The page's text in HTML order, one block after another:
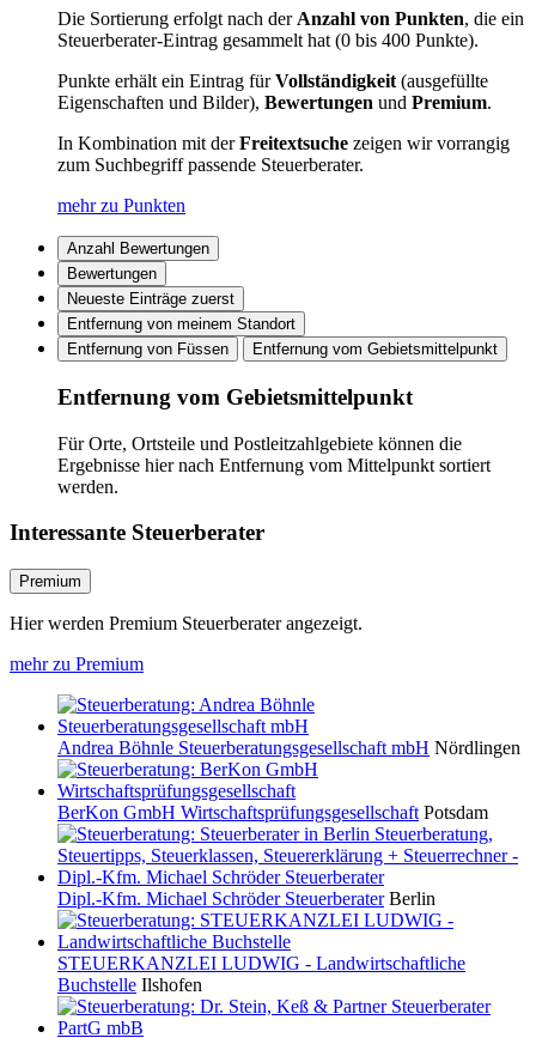
Die Sortierung erfolgt nach der Anzahl von Punkten, die ein
Steuerberater-Eintrag gesammelt hat (0 bis 400 Punkte).
Punkte erhält ein Eintrag fürVollständigkeit (ausgefüllte
Eigenschaften und Bilder), Bewertungen und Premium.
In Kombination mit derFreitextsuche zeigen wir vorrangig
zum Suchbegriff passende Steuerberater.
mehr zu Punkten
Anzahl Bewertungen
Bewertungen
Neueste Einträge zuerst
Entfernung von meinem Standort
Entfernung von Füssen
Entfernung vom Gebietsmittelpunkt
Entfernung vom Gebietsmittelpunkt
Für Orte, Ortsteile und Postleitzahlgebiete können die
Ergebnisse hier nach Entfernung vom Mittelpunkt sortiert
werden.
Interessante Steuerberater
Premium
Hier werden Premium Steuerberater angezeigt.
mehr zu Premium
Andrea Böhnle Steuerberatungsgesellschaft mbH Nördlingen
BerKon GmbH Wirtschaftsprüfungsgesellschaft Potsdam
Dipl.-Kfm. Michael Schröder Steuerberater Berlin
STEUERKANZLEI LUDWIG - Landwirtschaftliche
Buchstelle Ilshofen